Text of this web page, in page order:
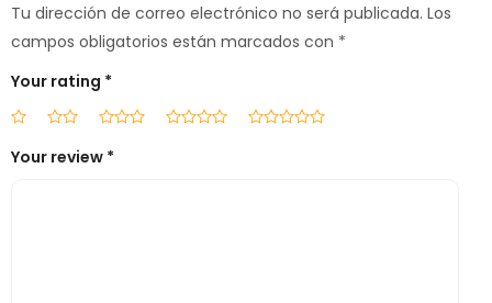
Tu dirección de correo electrónico no será publicada. Los
campos obligatorios están marcados con *
Your rating *
Your review *